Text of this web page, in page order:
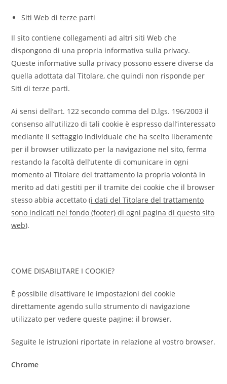
Siti Web di terze parti
Il sito contiene collegamenti ad altri siti Web che
dispongono di una propria informativa sulla privacy.
Queste informative sulla privacy possono essere diverse da
quella adottata dal Titolare, che quindi non risponde per
Siti di terze parti.
Ai sensi dell’art. 122 secondo comma del D.lgs. 196/2003 il
consenso all’utilizzo di tali cookie è espresso dall’interessato
mediante il settaggio individuale che ha scelto liberamente
per il browser utilizzato per la navigazione nel sito, ferma
restando la facoltà dell’utente di comunicare in ogni
momento al Titolare del trattamento la propria volontà in
merito ad dati gestiti per il tramite dei cookie che il browser
stesso abbia accettato (i dati del Titolare del trattamento
sono indicati nel fondo (footer) di ogni pagina di questo sito
web).
COME DISABILITARE I COOKIE?
È possibile disattivare le impostazioni dei cookie
direttamente agendo sullo strumento di navigazione
utilizzato per vedere queste pagine: il browser.
Seguite le istruzioni riportate in relazione al vostro browser.
Chrome